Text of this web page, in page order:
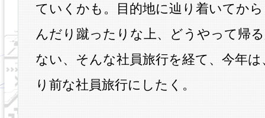
ていくかも。目的地に辿り着いてか
んだり蹴ったりな上、どうやって帰
ない、そんな社員旅行を経て、今年
り前な社員旅行にしたく。